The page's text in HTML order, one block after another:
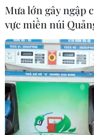
Mưa lớn gây ngập
vực miền núi